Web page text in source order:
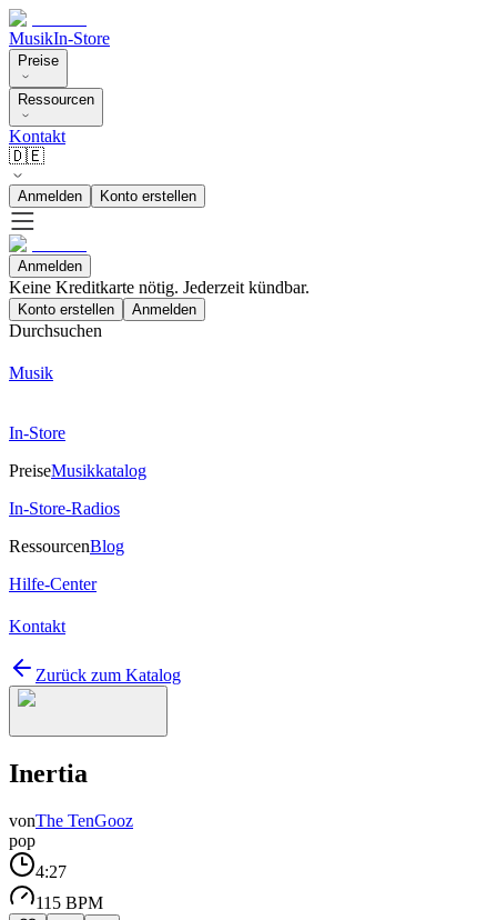
MusikIn-Store
Preise
Ressourcen
Kontakt
🇩🇪
Anmelden Konto erstellen
Anmelden
Keine Kreditkarte nötig. Jederzeit kündbar.
Konto erstellen Anmelden
Durchsuchen
Musik
In-Store
PreiseMusikkatalog
In-Store-Radios
RessourcenBlog
Hilfe-Center
Kontakt
Zurück zum Katalog
Inertia
vonThe TenGooz
pop
4:27
115 BPM